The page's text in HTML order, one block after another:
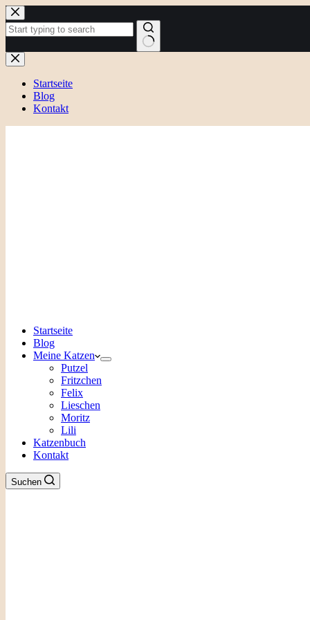
Zum
Inhalt
springen
Keine
Ergebnisse
Startseite
Blog
Kontakt
Startseite
Blog
Meine Katzen
Putzel
Fritzchen
Felix
Lieschen
Moritz
Lili
Katzenbuch
Kontakt
Suchen